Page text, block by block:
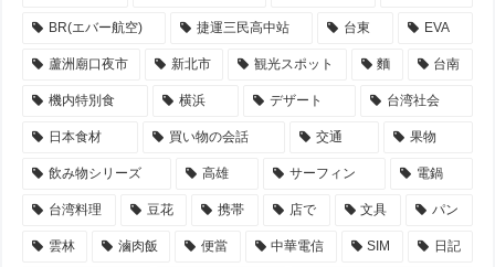
BR(エバー航空) 捷運三民高中站 台東 EVA
蘆洲廟口夜市 新北市 観光スポット 麵 台南
機内特別食 横浜 デザート 台湾社会
日本食材 買い物の会話 交通 果物
飲み物シリーズ 高雄 サーフィン 電鍋
台湾料理 豆花 携帯 店で 文具 パン
雲林 滷肉飯 便當 中華電信 SIM 日記